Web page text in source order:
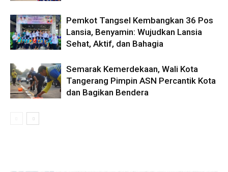
Pemkot Tangsel Kembangkan 36 Pos
Lansia, Benyamin: Wujudkan Lansia
Sehat, Aktif, dan Bahagia
Semarak Kemerdekaan, Wali Kota
Tangerang Pimpin ASN Percantik Kota
dan Bagikan Bendera